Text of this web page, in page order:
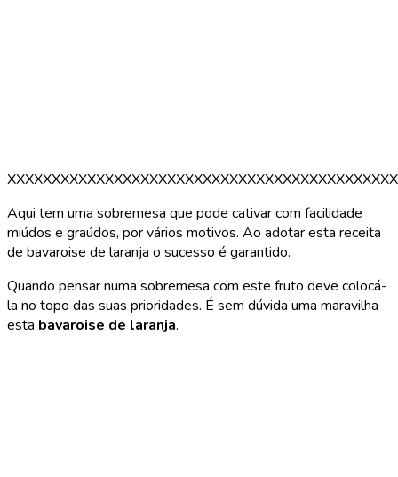
Aqui tem uma sobremesa que pode cativar com facilidade
miúdos e graúdos, por vários motivos. Ao adotar esta receita
de bavaroise de laranja o sucesso é garantido.
Quando pensar numa sobremesa com este fruto deve colocá-
la no topo das suas prioridades. É sem dúvida uma maravilha
esta bavaroise de laranja.